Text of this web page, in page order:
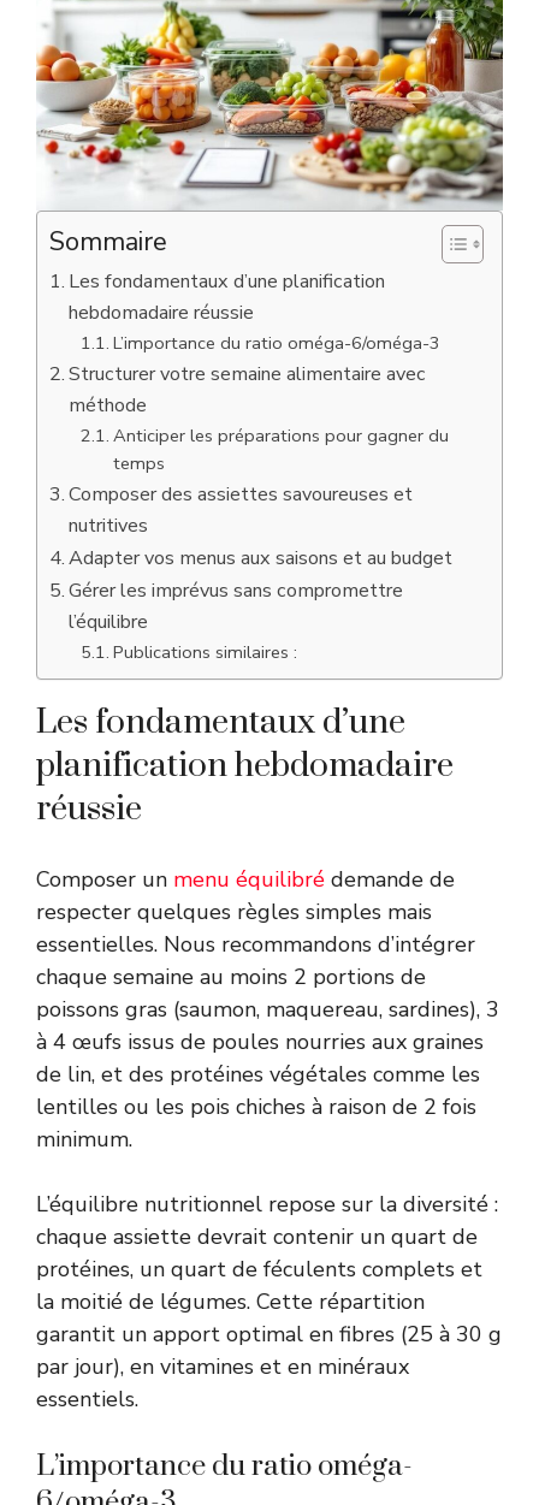
Sommaire
Les fondamentaux d’une planification
hebdomadaire réussie
L’importance du ratio oméga-6/oméga-3
Structurer votre semaine alimentaire avec
méthode
Anticiper les préparations pour gagner du
temps
Composer des assiettes savoureuses et
nutritives
Adapter vos menus aux saisons et au budget
Gérer les imprévus sans compromettre
l’équilibre
Publications similaires :
Les fondamentaux d’une
planification hebdomadaire
réussie
Composer un menu équilibré demande de
respecter quelques règles simples mais
essentielles. Nous recommandons d’intégrer
chaque semaine au moins 2 portions de
poissons gras (saumon, maquereau, sardines), 3
à 4 œufs issus de poules nourries aux graines
de lin, et des protéines végétales comme les
lentilles ou les pois chiches à raison de 2 fois
minimum.
L’équilibre nutritionnel repose sur la diversité :
chaque assiette devrait contenir un quart de
protéines, un quart de féculents complets et
la moitié de légumes. Cette répartition
garantit un apport optimal en fibres (25 à 30 g
par jour), en vitamines et en minéraux
essentiels.
L’importance du ratio oméga-